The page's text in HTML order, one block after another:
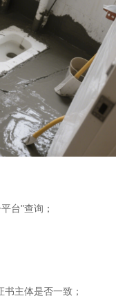
台"查询；
主体是否一致；